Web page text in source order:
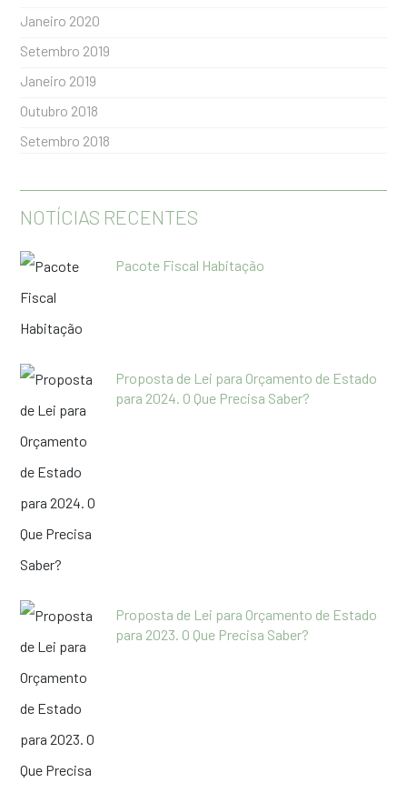
Janeiro 2020
Setembro 2019
Janeiro 2019
Outubro 2018
Setembro 2018
NOTÍCIAS RECENTES
Pacote Fiscal Habitação
Proposta de Lei para Orçamento de Estado
para 2024. O Que Precisa Saber?
Proposta de Lei para Orçamento de Estado
para 2023. O Que Precisa Saber?